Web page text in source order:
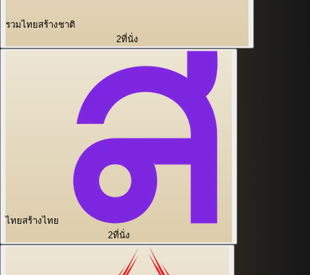
รวมไทยสร้างชาติ
2ที่นั่ง
ไทยสร้างไทย
2ที่นั่ง